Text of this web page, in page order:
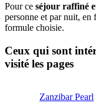
Pour ce séjour raffiné
personne et par nuit, en
formule choisie.
Ceux qui sont
visité les pages
Zanzibar Pearl